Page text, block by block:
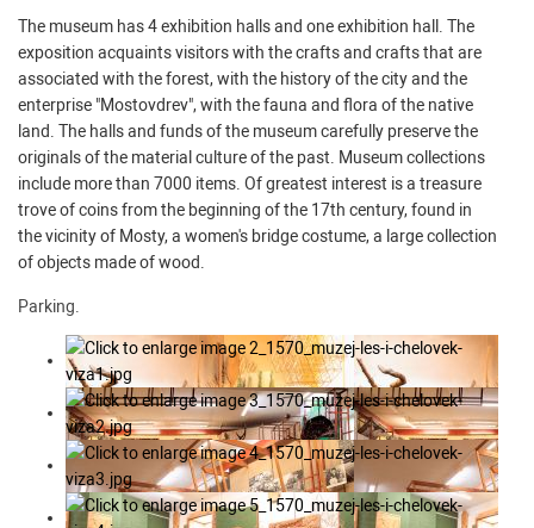
The museum has 4 exhibition halls and one exhibition hall. The
exposition acquaints visitors with the crafts and crafts that are
associated with the forest, with the history of the city and the
enterprise "Mostovdrev", with the fauna and flora of the native
land. The halls and funds of the museum carefully preserve the
originals of the material culture of the past. Museum collections
include more than 7000 items. Of greatest interest is a treasure
trove of coins from the beginning of the 17th century, found in
the vicinity of Mosty, a women's bridge costume, a large collection
of objects made of wood.
Parking.